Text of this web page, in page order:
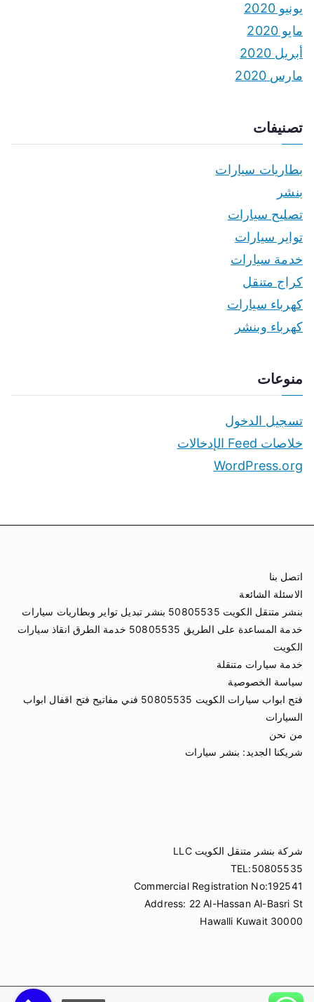
يونيو 2020
مايو 2020
أبريل 2020
مارس 2020
تصنيفات
بطاريات سيارات
بنشر
تصليح سيارات
تواير سيارات
خدمة سيارات
كراج متنقل
كهرباء سيارات
كهرباء وبنشر
منوعات
تسجيل الدخول
خلاصات Feed الإدخالات
WordPress.org
اتصل بنا
الاسئلة الشائعة
بنشر متنقل الكويت 50805535 بنشر تبديل تواير وبطاريات سيارات
خدمة المساعدة على الطريق 50805535 خدمة الطرق انقاذ سيارات
الكويت
خدمة سيارات متنقلة
سياسة الخصوصية
فتح ابواب سيارات الكويت 50805535 فني مفاتيح فتح اقفال ابواب
السيارات
من نحن
شريكنا الجديد: بنشر سيارات
شركة بنشر متنقل الكويت LLC
TEL:50805535
Commercial Registration No:192541
Address: 22 Al-Hassan Al-Basri St
Hawalli Kuwait 30000